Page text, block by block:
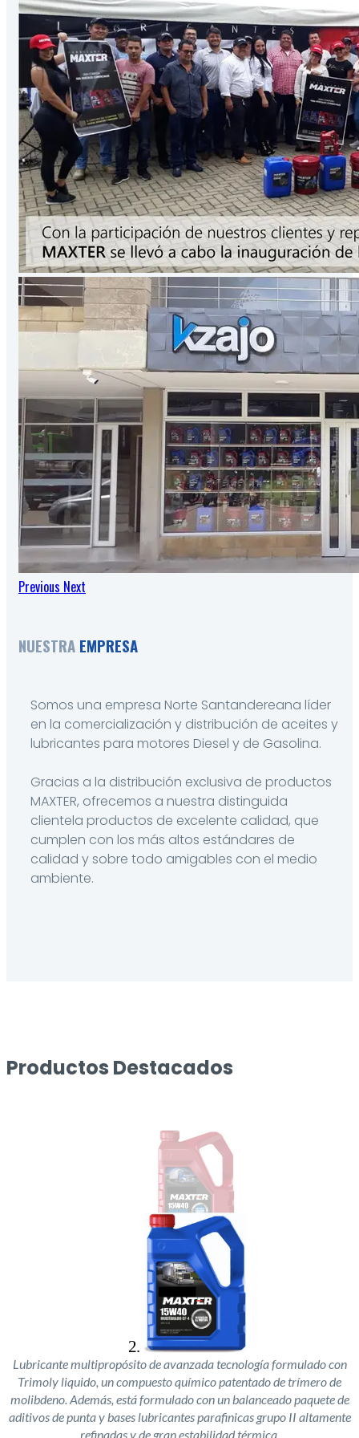
Presentación
3.78Lts
VER PRODUCTO
Previous Next
NUESTRA EMPRESA
Somos una empresa Norte Santandereana líder
en la comercialización y distribución de aceites y
lubricantes para motores Diesel y de Gasolina.
Gracias a la distribución exclusiva de productos
MAXTER, ofrecemos a nuestra distinguida
clientela productos de excelente calidad, que
cumplen con los más altos estándares de
calidad y sobre todo amigables con el medio
ambiente.
Productos Destacados
Lubricante multipropósito de avanzada tecnología formulado con
Trimoly liquido, un compuesto químico patentado de trímero de
molibdeno. Además, está formulado con un balanceado paquete de
aditivos de punta y bases lubricantes parafinicas grupo II altamente
refinadas y de gran estabilidad térmica.